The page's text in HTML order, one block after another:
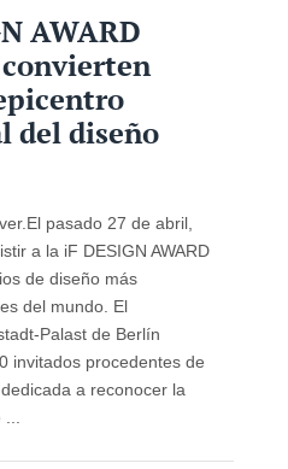
AWARD
del diseño
pasado 27 de abril,
a la iF DESIGN AWARD
de diseño más
del mundo. El
Palast de Berlín
invitados procedentes de
a reconocer la
...